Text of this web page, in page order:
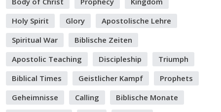
Holy Spirit
Glory
Apostolische Lehre
Spiritual War
Biblische Zeiten
Apostolic Teaching
Discipleship
Triumph
Biblical Times
Geistlicher Kampf
Prophets
Geheimnisse
Calling
Biblische Monate